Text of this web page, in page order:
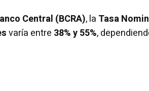
Central (BCRA), la Tasa
varía entre 38% y 55%,